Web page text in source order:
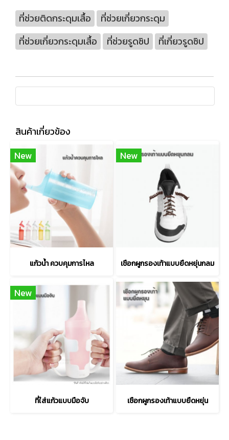
ที่ช่วยติดกระดุมเสื้อ
ที่ช่วยเกี่ยวกระดุม
ที่ช่วยเกี่ยวกระดุมเสื้อ
ที่ช่วยรูดซิป ที่เกี่ยวรูดซิป
สินค้าเกี่ยวข้อง
New
แก้วน้ำ ควบคุมการไหล
New
เชือกผูกรองเท้าแบบยืดหยุ่นกลม
New
ที่ใส่แก้วแบบมือจับ เชือกผูกรองเท้าแบบยืดหยุ่น